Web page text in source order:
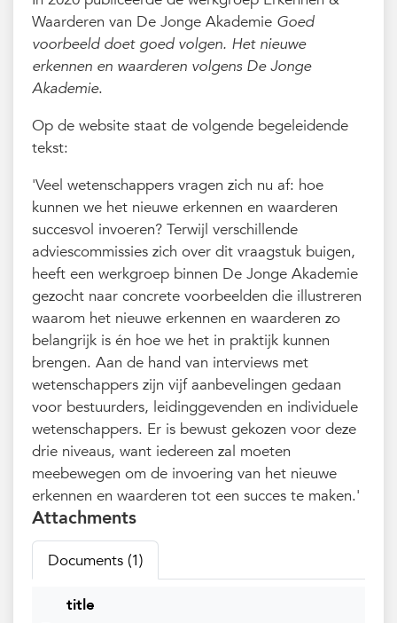
Waarderen van De Jonge Akademie Goed
voorbeeld doet goed volgen. Het nieuwe
erkennen en waarderen volgens De Jonge
Akademie.
Op de website staat de volgende begeleidende
tekst:
'Veel wetenschappers vragen zich nu af: hoe
kunnen we het nieuwe erkennen en waarderen
succesvol invoeren? Terwijl verschillende
adviescommissies zich over dit vraagstuk buigen,
heeft een werkgroep binnen De Jonge Akademie
gezocht naar concrete voorbeelden die illustreren
waarom het nieuwe erkennen en waarderen zo
belangrijk is én hoe we het in praktijk kunnen
brengen. Aan de hand van interviews met
wetenschappers zijn vijf aanbevelingen gedaan
voor bestuurders, leidinggevenden en individuele
wetenschappers. Er is bewust gekozen voor deze
drie niveaus, want iedereen zal moeten
meebewegen om de invoering van het nieuwe
erkennen en waarderen tot een succes te maken.'
Attachments
Documents (1)
title